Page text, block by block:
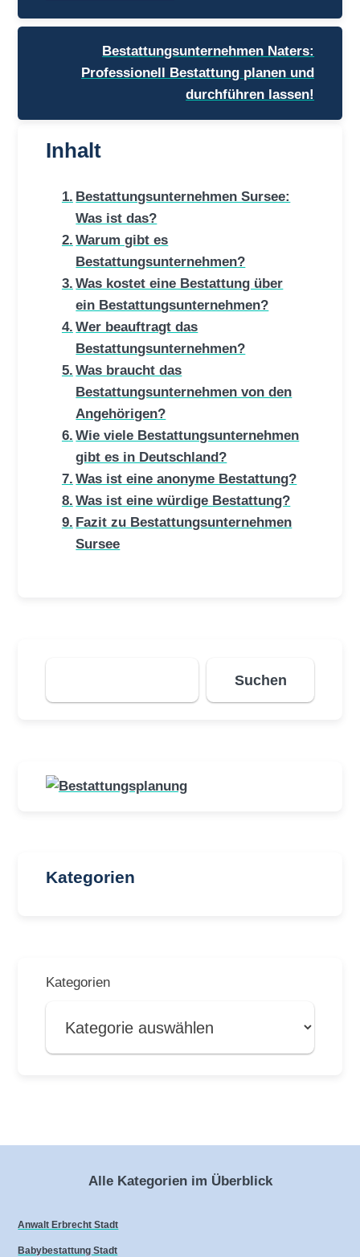
Bestattungsunternehmen Naters:
Professionell Bestattung planen und
durchführen lassen!
Inhalt
Bestattungsunternehmen Sursee:
Was ist das?
Warum gibt es
Bestattungsunternehmen?
Was kostet eine Bestattung über
ein Bestattungsunternehmen?
Wer beauftragt das
Bestattungsunternehmen?
Was braucht das
Bestattungsunternehmen von den
Angehörigen?
Wie viele Bestattungsunternehmen
gibt es in Deutschland?
Was ist eine anonyme Bestattung?
Was ist eine würdige Bestattung?
Fazit zu Bestattungsunternehmen
Sursee
Suchen
Suchen
Kategorien
Kategorien
Alle Kategorien im Überblick
Anwalt Erbrecht Stadt
Babybestattung Stadt